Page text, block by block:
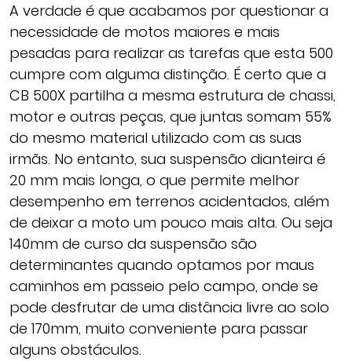
A verdade é que acabamos por questionar a
necessidade de motos maiores e mais
pesadas para realizar as tarefas que esta 500
cumpre com alguma distinção. É certo que a
CB 500X partilha a mesma estrutura de chassi,
motor e outras peças, que juntas somam 55%
do mesmo material utilizado com as suas
irmãs. No entanto, sua suspensão dianteira é
20 mm mais longa, o que permite melhor
desempenho em terrenos acidentados, além
de deixar a moto um pouco mais alta. Ou seja
140mm de curso da suspensão são
determinantes quando optamos por maus
caminhos em passeio pelo campo, onde se
pode desfrutar de uma distância livre ao solo
de 170mm, muito conveniente para passar
alguns obstáculos.